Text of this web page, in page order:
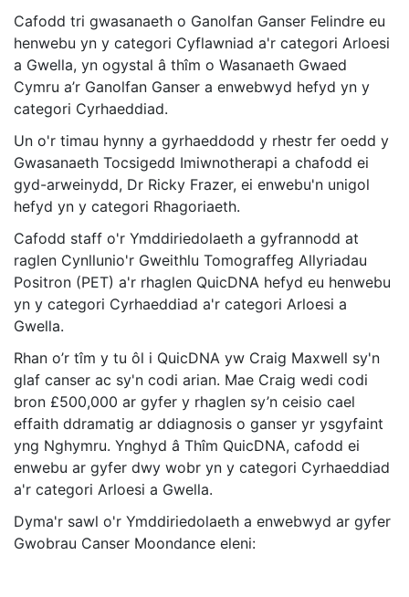
Cafodd tri gwasanaeth o Ganolfan Ganser Felindre eu
henwebu yn y categori Cyflawniad a'r categori Arloesi
a Gwella, yn ogystal â thîm o Wasanaeth Gwaed
Cymru a’r Ganolfan Ganser a enwebwyd hefyd yn y
categori Cyrhaeddiad.
Un o'r timau hynny a gyrhaeddodd y rhestr fer oedd y
Gwasanaeth Tocsigedd Imiwnotherapi a chafodd ei
gyd-arweinydd, Dr Ricky Frazer, ei enwebu'n unigol
hefyd yn y categori Rhagoriaeth.
Cafodd staff o'r Ymddiriedolaeth a gyfrannodd at
raglen Cynllunio'r Gweithlu Tomograffeg Allyriadau
Positron (PET) a'r rhaglen QuicDNA hefyd eu henwebu
yn y categori Cyrhaeddiad a'r categori Arloesi a
Gwella.
Rhan o’r tîm y tu ôl i QuicDNA yw Craig Maxwell sy'n
glaf canser ac sy'n codi arian. Mae Craig wedi codi
bron £500,000 ar gyfer y rhaglen sy’n ceisio cael
effaith ddramatig ar ddiagnosis o ganser yr ysgyfaint
yng Nghymru. Ynghyd â Thîm QuicDNA, cafodd ei
enwebu ar gyfer dwy wobr yn y categori Cyrhaeddiad
a'r categori Arloesi a Gwella.
Dyma'r sawl o'r Ymddiriedolaeth a enwebwyd ar gyfer
Gwobrau Canser Moondance eleni: